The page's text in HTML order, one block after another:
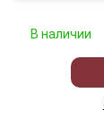
В наличии